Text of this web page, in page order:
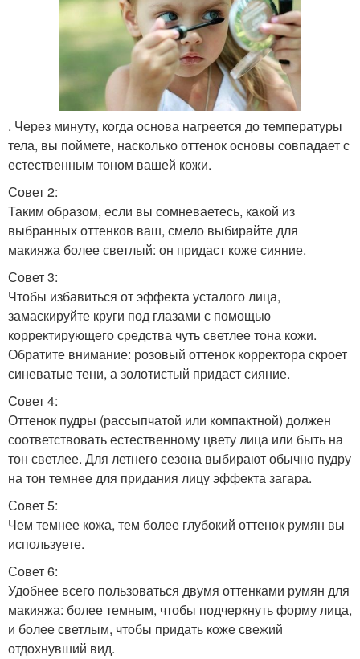
. Через минуту, когда основа нагреется до температуры
тела, вы поймете, насколько оттенок основы совпадает с
естественным тоном вашей кожи.
Совет 2:
Таким образом, если вы сомневаетесь, какой из
выбранных оттенков ваш, смело выбирайте для
макияжа более светлый: он придаст коже сияние.
Совет 3:
Чтобы избавиться от эффекта усталого лица,
замаскируйте круги под глазами с помощью
корректирующего средства чуть светлее тона кожи.
Обратите внимание: розовый оттенок корректора скроет
синеватые тени, а золотистый придаст сияние.
Совет 4:
Оттенок пудры (рассыпчатой или компактной) должен
соответствовать естественному цвету лица или быть на
тон светлее. Для летнего сезона выбирают обычно пудру
на тон темнее для придания лицу эффекта загара.
Совет 5:
Чем темнее кожа, тем более глубокий оттенок румян вы
используете.
Совет 6:
Удобнее всего пользоваться двумя оттенками румян для
макияжа: более темным, чтобы подчеркнуть форму лица,
и более светлым, чтобы придать коже свежий
отдохнувший вид.